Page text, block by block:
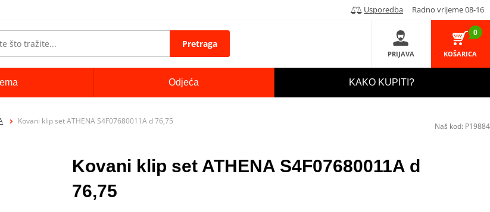
Usporedba Radno vrijeme 08-16
Pretraga
PRIJAVA
0
KOŠARICA
Odjeća KAKO KUPITI?
Kovani klip set ATHENA S4F07680011A d 76,75
Kovani klip set ATHENA S4F07680011A d
76,75
Naš kod: P19884